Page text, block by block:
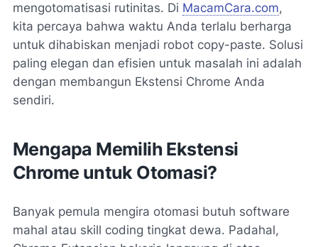
mengotomatisasi rutinitas. Di MacamCara.com,
kita percaya bahwa waktu Anda terlalu berharga
untuk dihabiskan menjadi robot copy-paste. Solusi
paling elegan dan efisien untuk masalah ini adalah
dengan membangun Ekstensi Chrome Anda
sendiri.
Mengapa Memilih Ekstensi
Chrome untuk Otomasi?
Banyak pemula mengira otomasi butuh software
mahal atau skill coding tingkat dewa. Padahal,